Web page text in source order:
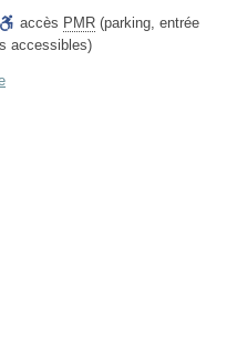
accès PMR (parking, entrée
accessibles)